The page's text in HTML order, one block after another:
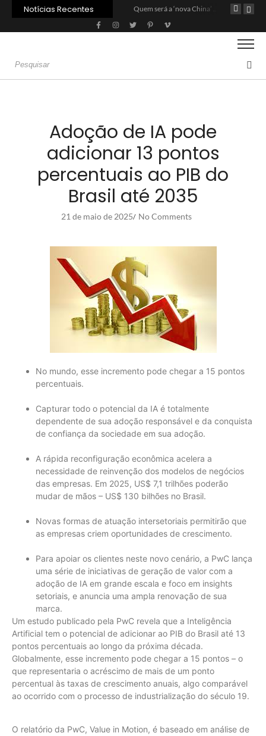
Notícias Recentes
Carne: Menor demanda da China exige reforço da diplomacia e inovação Quem será a ‘nova China’ do agro quando o apetite de Pequim acabar? Inadimplência no crédito rural deve seguir elevada até 2027
Adoção de IA pode
adicionar 13 pontos
percentuais ao PIB do
Brasil até 2035
21 de maio de 2025/ No Comments
No mundo, esse incremento pode chegar a 15 pontos
percentuais.
Capturar todo o potencial da IA é totalmente
dependente de sua adoção responsável e da conquista
de confiança da sociedade em sua adoção.
A rápida reconfiguração econômica acelera a
necessidade de reinvenção dos modelos de negócios
das empresas. Em 2025, US$ 7,1 trilhões poderão
mudar de mãos – US$ 130 bilhões no Brasil.
Novas formas de atuação intersetoriais permitirão que
as empresas criem oportunidades de crescimento.
Para apoiar os clientes neste novo cenário, a PwC lança
uma série de iniciativas de geração de valor com a
adoção de IA em grande escala e foco em insights
setoriais, e anuncia uma ampla renovação de sua
marca.
Um estudo publicado pela PwC revela que a Inteligência
Artificial tem o potencial de adicionar ao PIB do Brasil até 13
pontos percentuais ao longo da próxima década.
Globalmente, esse incremento pode chegar a 15 pontos – o
que representaria o acréscimo de mais de um ponto
percentual às taxas de crescimento anuais, algo comparável
ao ocorrido com o processo de industrialização do século 19.
O relatório da PwC, Value in Motion, é baseado em análise de